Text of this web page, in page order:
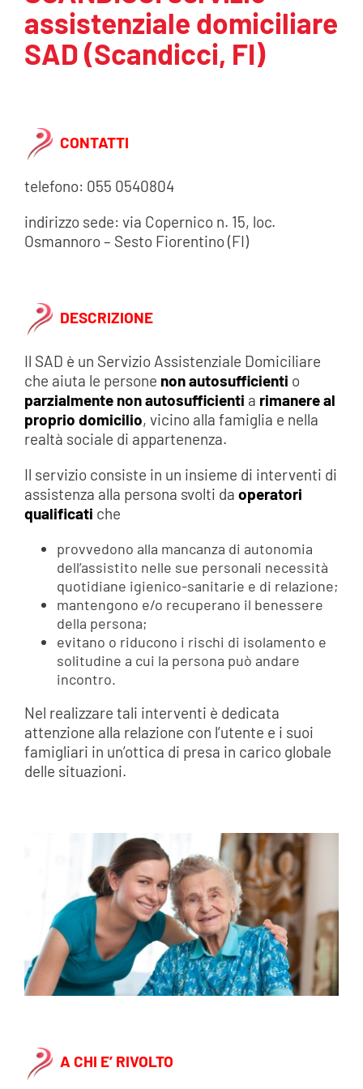
AREA SOCI
AREA RISERVATA
LAVORA CON NOI
assistenziale domiciliare
SAD (Scandicci, FI)
CONTATTI
telefono: 055 0540804
indirizzo sede: via Copernico n. 15, loc.
Osmannoro – Sesto Fiorentino (FI)
DESCRIZIONE
Il SAD è un Servizio Assistenziale Domiciliare
che aiuta le persone non autosufficienti o
parzialmente non autosufficienti a rimanere al
proprio domicilio, vicino alla famiglia e nella
realtà sociale di appartenenza.
Il servizio consiste in un insieme di interventi di
assistenza alla persona svolti da operatori
qualificati che
provvedono alla mancanza di autonomia
dell’assistito nelle sue personali necessità
quotidiane igienico-sanitarie e di relazione;
mantengono e/o recuperano il benessere
della persona;
evitano o riducono i rischi di isolamento e
solitudine a cui la persona può andare
incontro.
Nel realizzare tali interventi è dedicata
attenzione alla relazione con l’utente e i suoi
famigliari in un’ottica di presa in carico globale
delle situazioni.
A CHI E’ RIVOLTO